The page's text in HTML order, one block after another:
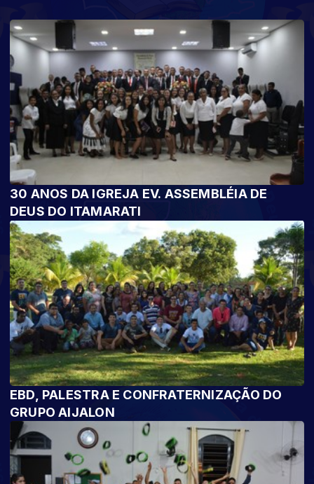
30 ANOS DA IGREJA EV. ASSEMBLÉIA DE
DEUS DO ITAMARATI
EBD, PALESTRA E CONFRATERNIZAÇÃO DO
GRUPO AIJALON